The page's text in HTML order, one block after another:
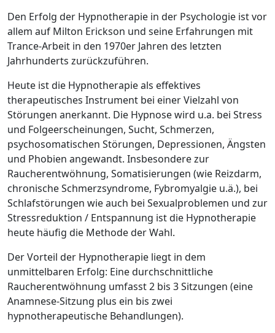
Den Erfolg der Hypnotherapie in der Psychologie ist vor
allem auf Milton Erickson und seine Erfahrungen mit
Trance-Arbeit in den 1970er Jahren des letzten
Jahrhunderts zurückzuführen.
Heute ist die Hypnotherapie als effektives
therapeutisches Instrument bei einer Vielzahl von
Störungen anerkannt. Die Hypnose wird u.a. bei Stress
und Folgeerscheinungen, Sucht, Schmerzen,
psychosomatischen Störungen, Depressionen, Ängsten
und Phobien angewandt. Insbesondere zur
Raucherentwöhnung, Somatisierungen (wie Reizdarm,
chronische Schmerzsyndrome, Fybromyalgie u.ä.), bei
Schlafstörungen wie auch bei Sexualproblemen und zur
Stressreduktion / Entspannung ist die Hypnotherapie
heute häufig die Methode der Wahl.
Der Vorteil der Hypnotherapie liegt in dem
unmittelbaren Erfolg: Eine durchschnittliche
Raucherentwöhnung umfasst 2 bis 3 Sitzungen (eine
Anamnese-Sitzung plus ein bis zwei
hypnotherapeutische Behandlungen).